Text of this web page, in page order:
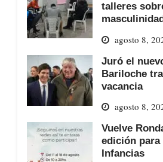
talleres
agosto 8,
Juró el
Bariloche
vacancia
agosto 8,
Vuelve
edición para
Infancias